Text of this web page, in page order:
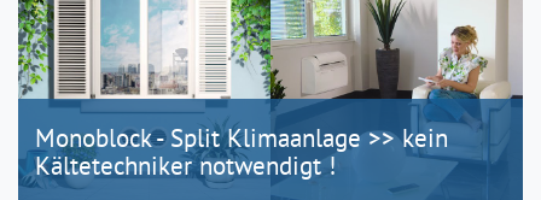
Monoblock - Split Klimaanlage >> kein
Kältetechniker notwendigt !